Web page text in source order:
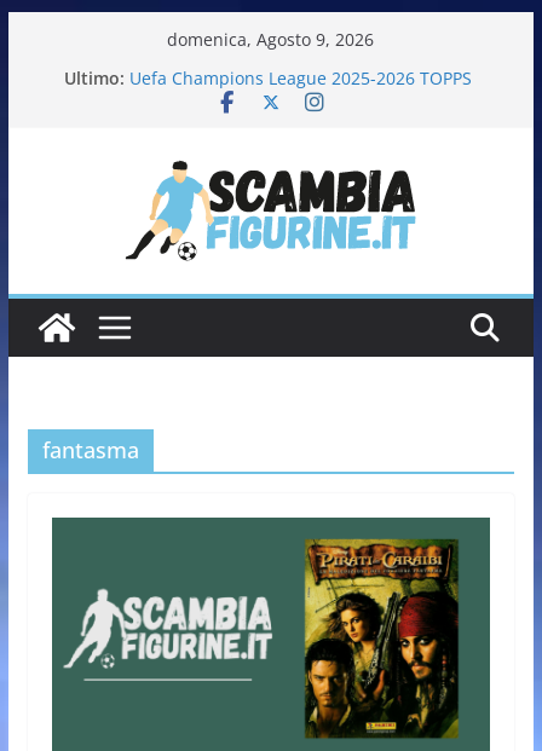
domenica, Agosto 9, 2026
Ultimo: Uefa Champions League 2025-2026 TOPPS
Fifa World Cup 2026 PANINI
Calciatori Serie B BKT 2025-2026 PANINI
fantasma